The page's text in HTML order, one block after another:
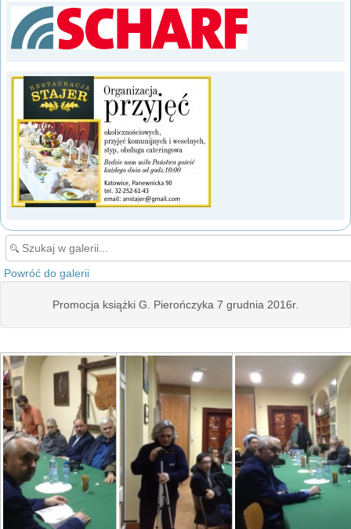
Powróć do galerii
Promocja książki G. Pierończyka 7 grudnia 2016r.